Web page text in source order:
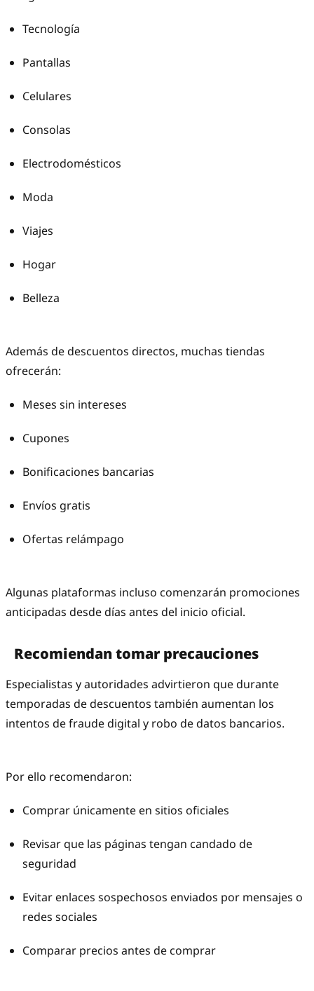
Tecnología
Pantallas
Celulares
Consolas
Electrodomésticos
Moda
Viajes
Hogar
Belleza
Además de descuentos directos, muchas tiendas
ofrecerán:
Meses sin intereses
Cupones
Bonificaciones bancarias
Envíos gratis
Ofertas relámpago
Algunas plataformas incluso comenzarán promociones
anticipadas desde días antes del inicio oficial.
Recomiendan tomar precauciones
Especialistas y autoridades advirtieron que durante
temporadas de descuentos también aumentan los
intentos de fraude digital y robo de datos bancarios.
Por ello recomendaron:
Comprar únicamente en sitios oficiales
Revisar que las páginas tengan candado de
seguridad
Evitar enlaces sospechosos enviados por mensajes o
redes sociales
Comparar precios antes de comprar